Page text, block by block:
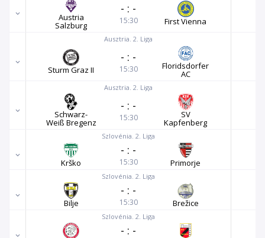
Austria
Salzburg
- : -
15:30 First Vienna
Ausztria. 2. Liga
Sturm Graz II
- : -
15:30 Floridsdorfer
AC
Ausztria. 2. Liga
Schwarz-
Weiß Bregenz
- : -
15:30 SV
Kapfenberg
Szlovénia. 2. Liga
Krško
- : -
15:30 Primorje
Szlovénia. 2. Liga
Bilje
- : -
15:30 Brežice
Szlovénia. 2. Liga
- : -